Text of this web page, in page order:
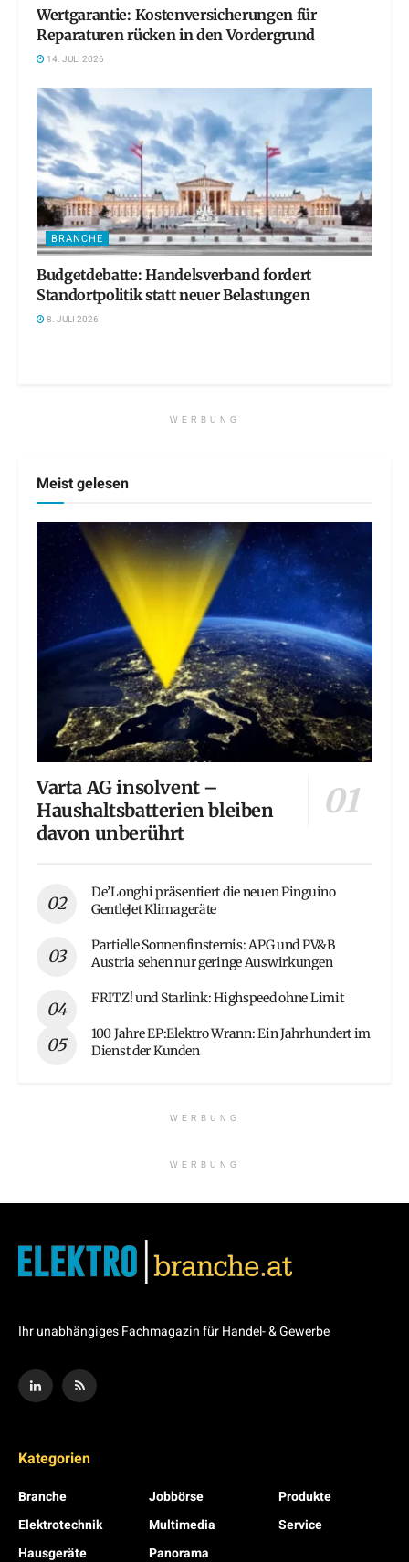
Wertgarantie: Kostenversicherungen für
Reparaturen rücken in den Vordergrund
14. JULI 2026
BRANCHE
Budgetdebatte: Handelsverband fordert
Standortpolitik statt neuer Belastungen
8. JULI 2026
WERBUNG
Meist gelesen
Varta AG insolvent –
Haushaltsbatterien bleiben
davon unberührt
De’Longhi präsentiert die neuen Pinguino
GentleJet Klimageräte
Partielle Sonnenfinsternis: APG und PV&B
Austria sehen nur geringe Auswirkungen
FRITZ! und Starlink: Highspeed ohne Limit
100 Jahre EP:Elektro Wrann: Ein Jahrhundert im
Dienst der Kunden
WERBUNG
WERBUNG
Ihr unabhängiges Fachmagazin für Handel- & Gewerbe
Kategorien
Branche
Elektrotechnik
Hausgeräte
Jobbörse
Multimedia
Panorama
Produkte
Service